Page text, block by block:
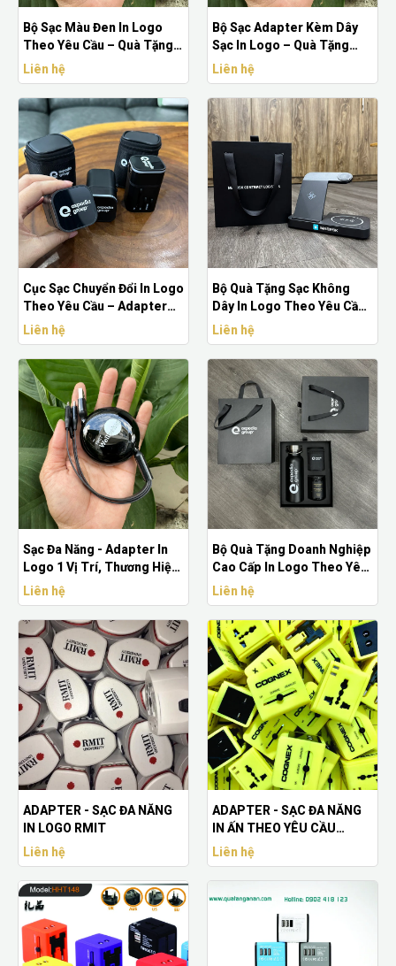
Bộ Sạc Màu Đen In Logo
Theo Yêu Cầu – Quà Tặng
Công Nghệ Sang Trọng
Liên hệ
Bộ Sạc Adapter Kèm Dây
Sạc In Logo – Quà Tặng
Công Nghệ Giá Rẻ
Liên hệ
Cục Sạc Chuyển Đổi In Logo
Theo Yêu Cầu – Adapter
Quà Tặng Giá Rẻ
Liên hệ
Bộ Quà Tặng Sạc Không
Dây In Logo Theo Yêu Cầu -
Quà Tặng Công Nghệ Cao
Cấp
Liên hệ
Sạc Đa Năng - Adapter In
Logo 1 Vị Trí, Thương Hiệu
Cao Cấp
Liên hệ
Bộ Quà Tặng Doanh Nghiệp
Cao Cấp In Logo Theo Yêu
Cầu
Liên hệ
ADAPTER - SẠC ĐA NĂNG
IN LOGO RMIT
Liên hệ
ADAPTER - SẠC ĐA NĂNG
IN ẤN THEO YÊU CẦU
DOANH NGHIỆP
Liên hệ